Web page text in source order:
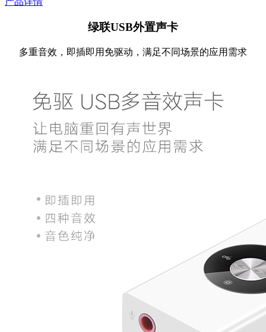
绿联USB外置声卡
多重音效，即插即用免驱动，满足不同场景的应用需求